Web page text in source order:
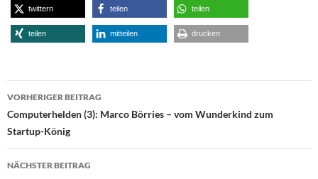
twittern teilen teilen
teilen mitteilen drucken
Beitragsnavigation
VORHERIGER BEITRAG
Computerhelden (3): Marco Börries – vom Wunderkind zum
Startup-König
NÄCHSTER BEITRAG